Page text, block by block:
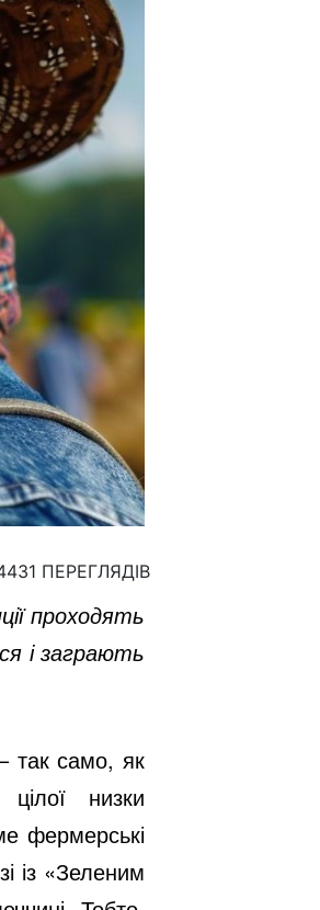
ПЕРЕГЛЯДІВ
проходять
і заграють
так само, як
низки
фермерські
із «Зеленим